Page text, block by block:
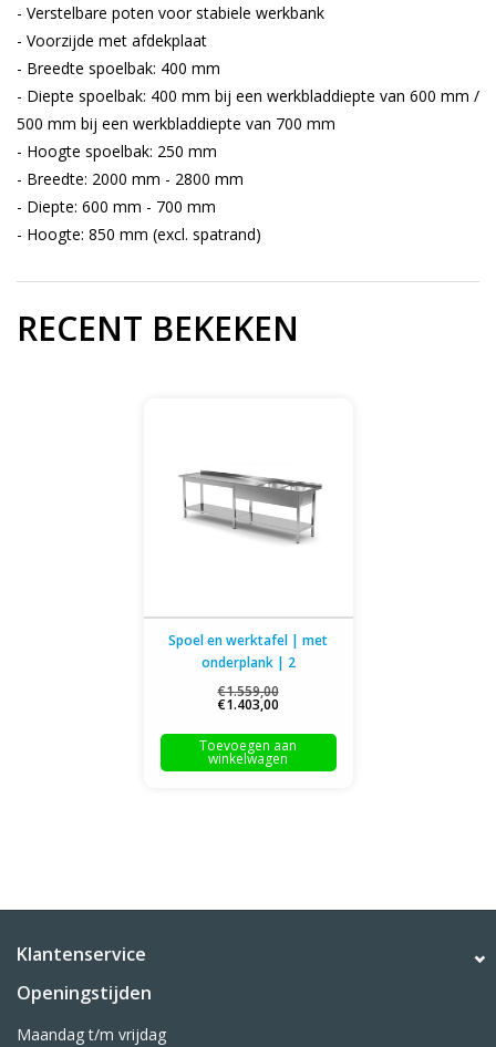
- Verstelbare poten voor stabiele werkbank
- Voorzijde met afdekplaat
- Breedte spoelbak: 400 mm
- Diepte spoelbak: 400 mm bij een werkbladdiepte van 600 mm /
500 mm bij een werkbladdiepte van 700 mm
- Hoogte spoelbak: 250 mm
- Breedte: 2000 mm - 2800 mm
- Diepte: 600 mm - 700 mm
- Hoogte: 850 mm (excl. spatrand)
RECENT BEKEKEN
Spoel en werktafel | met
onderplank | 2
spoelbakken rechts | 2000-
2800mm breed | 600 of
€1.559,00
€1.403,00
Toevoegen aan
winkelwagen
Klantenservice
Openingstijden
Maandag t/m vrijdag